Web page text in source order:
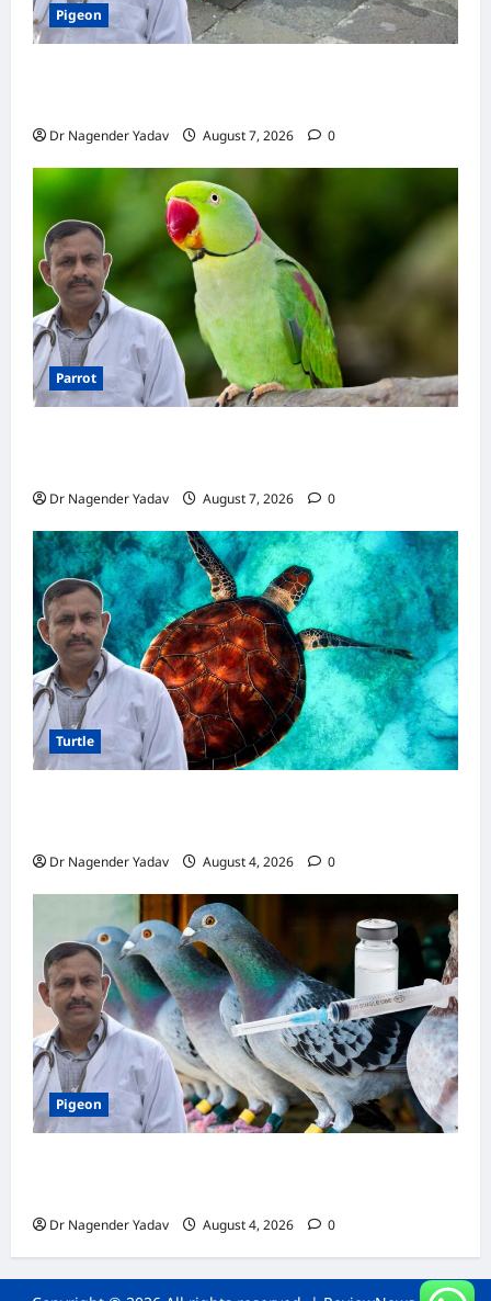
Pigeon
Dr Nagender Yadav August 7, 2026 0
Parrot
Dr Nagender Yadav August 7, 2026 0
Turtle
Dr Nagender Yadav August 4, 2026 0
Pigeon
Dr Nagender Yadav August 4, 2026 0